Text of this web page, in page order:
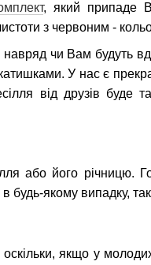
, який припаде
з червоним -
чи Вам будуть
У нас є
від друзів буде
або його річницю.
якому випадку,
якщо у